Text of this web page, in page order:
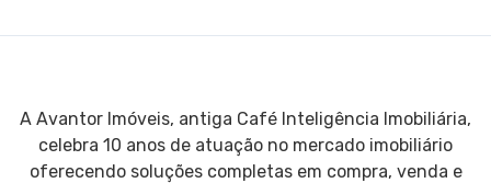
A Avantor Imóveis, antiga Café Inteligência Imobiliária,
celebra 10 anos de atuação no mercado imobiliário
oferecendo soluções completas em compra, venda e